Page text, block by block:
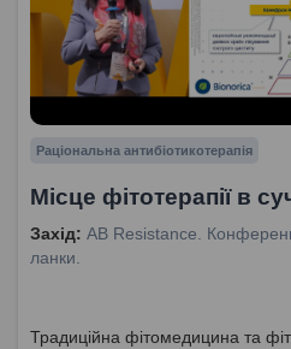
Раціональна антибіотикотерапія
Місце фітотерапії в
Захід: AB Resistance.
ланки.
Традиційна фітомедицина та